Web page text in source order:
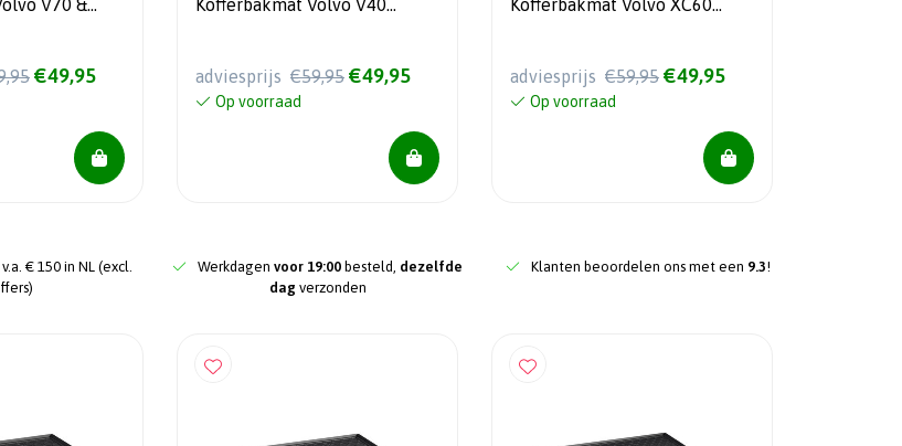
V70 &
€49,95
Kofferbakmat Volvo V40
adviesprijs €59,95 €49,95
Op voorraad
Kofferbakmat Volvo XC60
adviesprijs €59,95 €49,95
Op voorraad
€ 150 in NL (excl.
Werkdagen voor 19:00 besteld, dezelfde
dag verzonden
Klanten beoordelen ons met een 9.3!